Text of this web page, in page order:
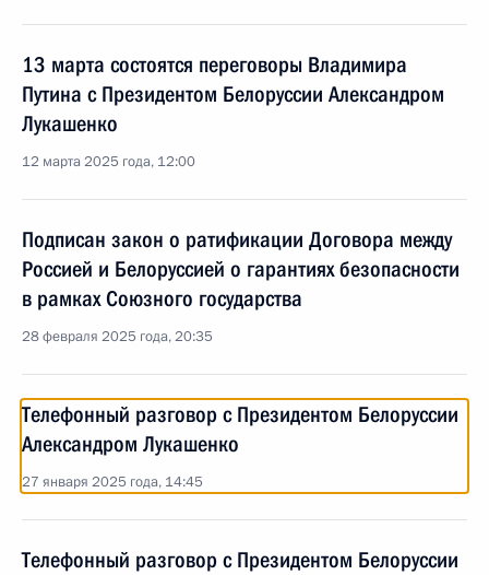
13 марта состоятся переговоры Владимира
Путина с Президентом Белоруссии Александром
Лукашенко
12 марта 2025 года, 12:00
Подписан закон о ратификации Договора между
Россией и Белоруссией о гарантиях безопасности
в рамках Союзного государства
28 февраля 2025 года, 20:35
Телефонный разговор с Президентом Белоруссии
Александром Лукашенко
27 января 2025 года, 14:45
Телефонный разговор с Президентом Белоруссии